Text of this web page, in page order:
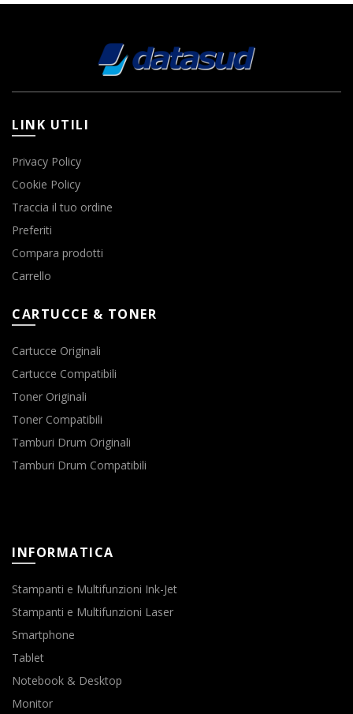
LINK UTILI
Privacy Policy
Cookie Policy
Traccia il tuo ordine
Preferiti
Compara prodotti
Carrello
CARTUCCE & TONER
Cartucce Originali
Cartucce Compatibili
Toner Originali
Toner Compatibili
Tamburi Drum Originali
Tamburi Drum Compatibili
INFORMATICA
Stampanti e Multifunzioni Ink-Jet
Stampanti e Multifunzioni Laser
Smartphone
Tablet
Notebook & Desktop
Monitor